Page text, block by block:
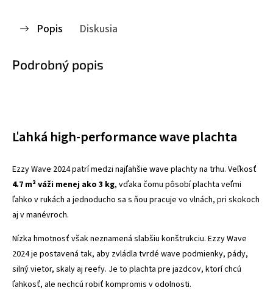
Popis Diskusia
Podrobný popis
Ľahká high-performance wave plachta
Ezzy Wave 2024 patrí medzi najľahšie wave plachty na trhu. Veľkosť
4.7 m² váži menej ako 3 kg, vďaka čomu pôsobí plachta veľmi
ľahko v rukách a jednoducho sa s ňou pracuje vo vlnách, pri skokoch
aj v manévroch.
Nízka hmotnosť však neznamená slabšiu konštrukciu. Ezzy Wave
2024 je postavená tak, aby zvládla tvrdé wave podmienky, pády,
silný vietor, skaly aj reefy. Je to plachta pre jazdcov, ktorí chcú
ľahkosť, ale nechcú robiť kompromis v odolnosti.